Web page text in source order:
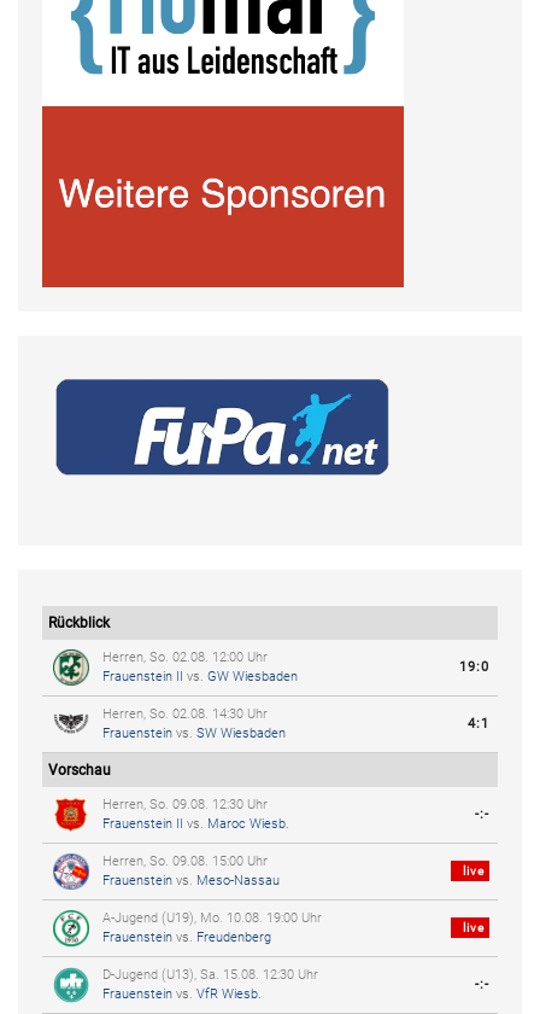
Rückblick
Herren, So. 02.08. 12:00 Uhr
Frauenstein II vs. GW Wiesbaden
19:0
Herren, So. 02.08. 14:30 Uhr
Frauenstein vs. SW Wiesbaden
4:1
Vorschau
Herren, So. 09.08. 12:30 Uhr
Frauenstein II vs. Maroc Wiesb.
-:-
Herren, So. 09.08. 15:00 Uhr
Frauenstein vs. Meso-Nassau
live
A-Jugend (U19), Mo. 10.08. 19:00 Uhr
Frauenstein vs. Freudenberg
live
D-Jugend (U13), Sa. 15.08. 12:30 Uhr
Frauenstein vs. VfR Wiesb.
-:-